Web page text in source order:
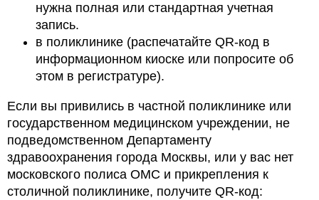
нужна полная или стандартная учетная
запись.
в поликлинике (распечатайте QR-код в
информационном киоске или попросите об
этом в регистратуре).
Если вы привились в частной поликлинике или
государственном медицинском учреждении, не
подведомственном Департаменту
здравоохранения города Москвы, или у вас нет
московского полиса ОМС и прикрепления к
столичной поликлинике, получите QR-код: